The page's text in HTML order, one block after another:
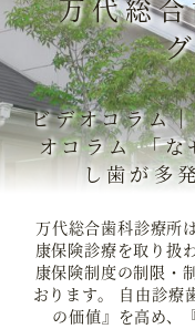
万代総
ビデオコラム
オコラム 「
し歯が多
万代総合歯科診療所
康保険診療を取り扱
康保険制度の制限・
おります。 自由診療
の価値』を高め、